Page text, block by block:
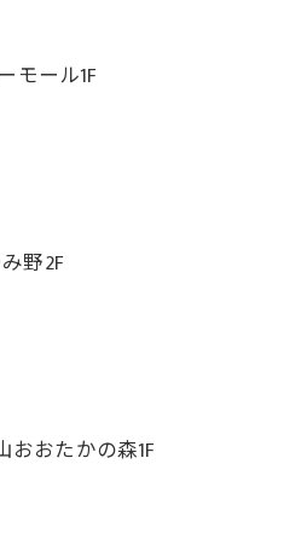
モール1F
野2F
おおたかの森1F